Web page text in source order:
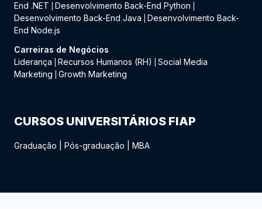
End .NET
Desenvolvimento Back-End Python
Desenvolvimento Back-End Java
Desenvolvimento Back-
End Node.js
Carreiras de Negócios
Liderança
Recursos Humanos (RH)
Social Media
Marketing
Growth Marketing
CURSOS UNIVERSITÁRIOS FIAP
Graduação Pós-graduação MBA